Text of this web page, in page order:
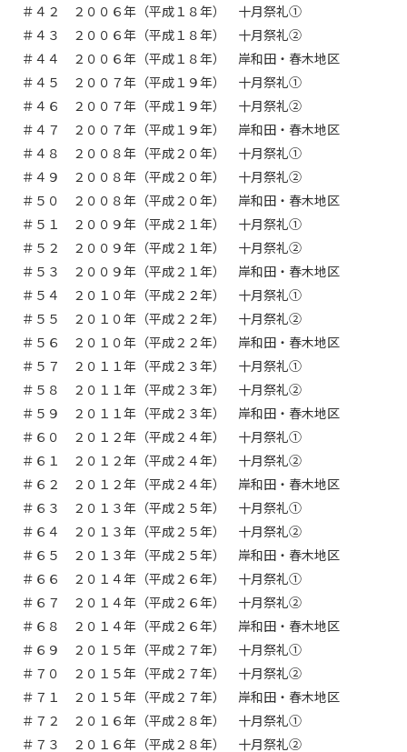
＃４２ ２００６年（平成１８年） 十月祭礼①
＃４３ ２００６年（平成１８年） 十月祭礼②
＃４４ ２００６年（平成１８年） 岸和田・春木地区
＃４５ ２００７年（平成１９年） 十月祭礼①
＃４６ ２００７年（平成１９年） 十月祭礼②
＃４７ ２００７年（平成１９年） 岸和田・春木地区
＃４８ ２００８年（平成２０年） 十月祭礼①
＃４９ ２００８年（平成２０年） 十月祭礼②
＃５０ ２００８年（平成２０年） 岸和田・春木地区
＃５１ ２００９年（平成２１年） 十月祭礼①
＃５２ ２００９年（平成２１年） 十月祭礼②
＃５３ ２００９年（平成２１年） 岸和田・春木地区
＃５４ ２０１０年（平成２２年） 十月祭礼①
＃５５ ２０１０年（平成２２年） 十月祭礼②
＃５６ ２０１０年（平成２２年） 岸和田・春木地区
＃５７ ２０１１年（平成２３年） 十月祭礼①
＃５８ ２０１１年（平成２３年） 十月祭礼②
＃５９ ２０１１年（平成２３年） 岸和田・春木地区
＃６０ ２０１２年（平成２４年） 十月祭礼①
＃６１ ２０１２年（平成２４年） 十月祭礼②
＃６２ ２０１２年（平成２４年） 岸和田・春木地区
＃６３ ２０１３年（平成２５年） 十月祭礼①
＃６４ ２０１３年（平成２５年） 十月祭礼②
＃６５ ２０１３年（平成２５年） 岸和田・春木地区
＃６６ ２０１４年（平成２６年） 十月祭礼①
＃６７ ２０１４年（平成２６年） 十月祭礼②
＃６８ ２０１４年（平成２６年） 岸和田・春木地区
＃６９ ２０１５年（平成２７年） 十月祭礼①
＃７０ ２０１５年（平成２７年） 十月祭礼②
＃７１ ２０１５年（平成２７年） 岸和田・春木地区
＃７２ ２０１６年（平成２８年） 十月祭礼①
＃７３ ２０１６年（平成２８年） 十月祭礼②